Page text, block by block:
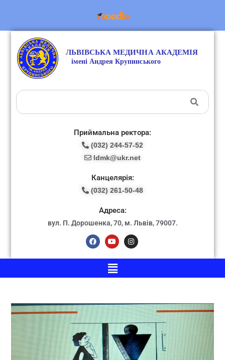
Приймальна ректора:
(032) 244-57-52
ldmk@ukr.net
Канцелярія:
(032) 261-50-48
Адреса:
вул. П. Дорошенка, 70, м. Львів, 79007.